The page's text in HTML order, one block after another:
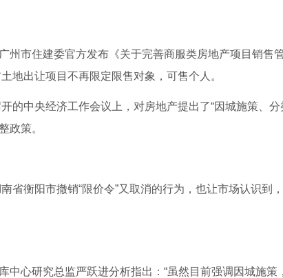
州市住建委官方发布《关于完善商服类房地产项目销售
地出让项目不再限定限售对象，可售个人。
的中央经济工作会议上，对房地产提出了“因城施策、
政策。
省衡阳市撤销“限价令”又取消的行为，也让市场认识到
中心研究总监严跃进分析指出：“虽然目前强调因城施